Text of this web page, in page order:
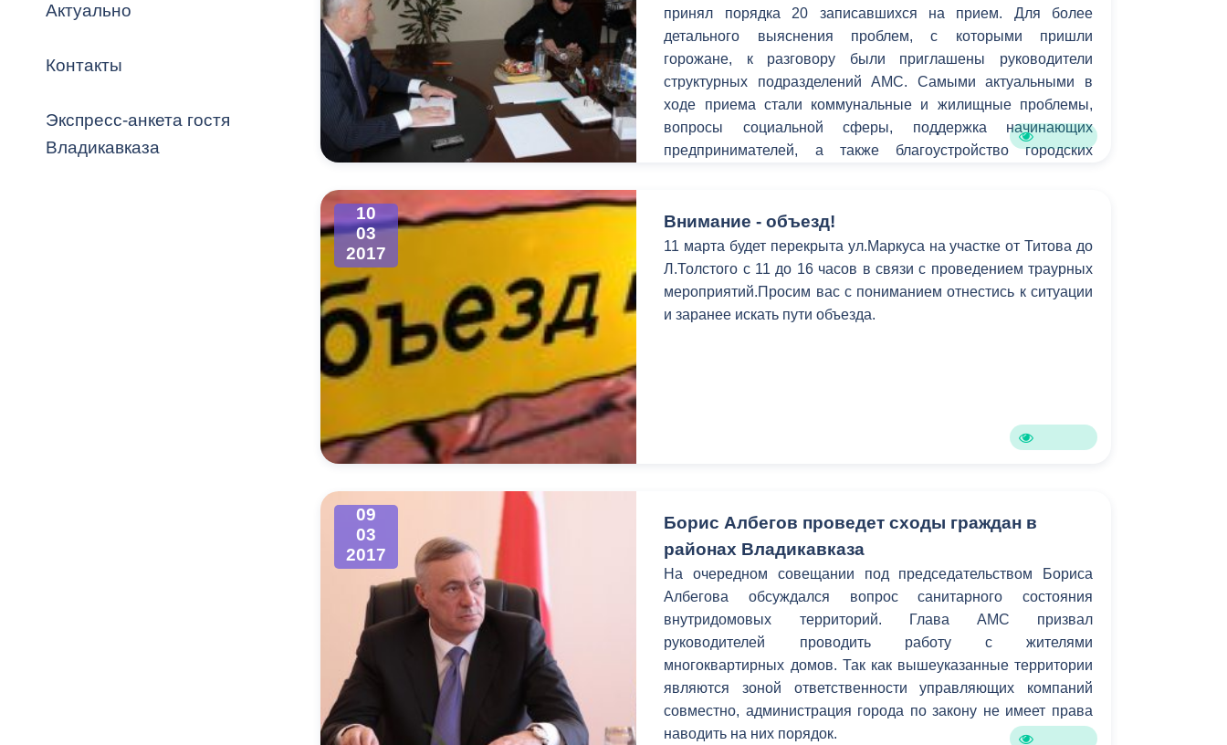
Владикавказ
Распоряжения, постановления Кадровая политика Противодействие коррупции
ОРВ и экспертиза НПА Контактная информация Градостроительная деятельность
Оценка деятельности органов
местного самоуправления
Списки граждан, состоящих на
учете в качестве нуждающихся в
улучшении жилищных условий по
Формирование комфортной
городской среды
Открытые данные
Общественное обсуждение
документов стратегического
планирования
Гражданская оборона в
чрезвычайных ситуациях
Незаконное строительство
Информация о результатах
проверок
Порядок обжалования решений и
действий органов местного
самоуправления
Муниципальный контроль Выборы 2026
Актуально
Контакты
Экспресс-анкета гостя
Владикавказа
принял порядка 20 записавшихся на прием. Для более
детального выяснения проблем, с которыми пришли
горожане, к разговору были приглашены руководители
структурных подразделений АМС. Самыми актуальными в
ходе приема стали коммунальные и жилищные проблемы,
вопросы социальной сферы, поддержка начинающих
предпринимателей, а также благоустройство городских
10
03
2017
Внимание - объезд!
11 марта будет перекрыта ул.Маркуса на участке от Титова до
Л.Толстого с 11 до 16 часов в связи с проведением траурных
мероприятий.Просим вас с пониманием отнестись к ситуации
и заранее искать пути объезда.
09
03
2017
Борис Албегов проведет сходы граждан в
районах Владикавказа
На очередном совещании под председательством Бориса
Албегова обсуждался вопрос санитарного состояния
внутридомовых территорий. Глава АМС призвал
руководителей проводить работу с жителями
многоквартирных домов. Так как вышеуказанные территории
являются зоной ответственности управляющих компаний
совместно, администрация города по закону не имеет права
наводить на них порядок.